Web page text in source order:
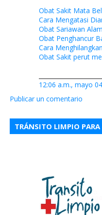
Obat Sakit Mata
Cara Mengatasi
Obat Sariawan
Obat Penghancur
Cara
Obat Sakit perut
12:06 a.m., mayo
Publicar un comentario
TRÁNSITO LIMPIO PARA